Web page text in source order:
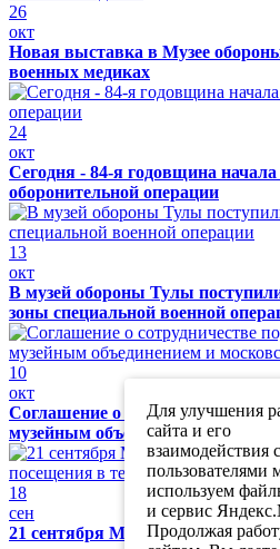
26
окт
Новая выставка в Музее
военных медиках
24
окт
Сегодня - 84-я годовщина
оборонительной операции
13
окт
В музей обороны Тулы
зоны специальной военной
10
окт
Соглашение о сотрудничестве
музейным объединением и
18
сен
21 сентября Музей обороны
Для улучшения
сайта и его
взаимодействия с
пользователями
используем
и сервис
Продолжая